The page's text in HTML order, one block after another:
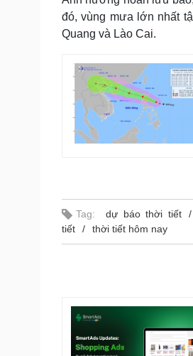
đó, vùng mưa lớn nhất
Quang và Lào Cai.
Tag: dự báo thời tiết
tiết
thời tiết hôm nay